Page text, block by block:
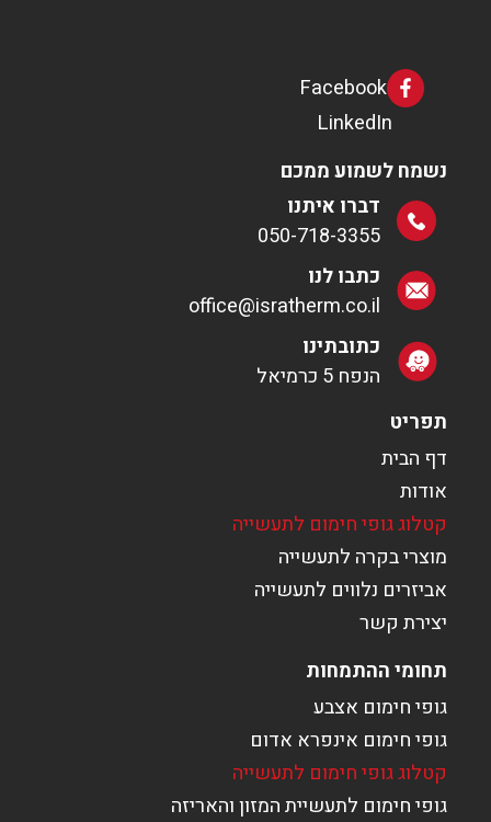
Facebook
LinkedIn
נשמח לשמוע ממכם
דברו איתנו
050-718-3355
כתבו לנו
office@isratherm.co.il
כתובתינו
הנפח 5 כרמיאל
תפריט
דף הבית
אודות
קטלוג גופי חימום לתעשייה
מוצרי בקרה לתעשייה
אביזרים נלווים לתעשייה
יצירת קשר
תחומי ההתמחות
גופי חימום אצבע
גופי חימום אינפרא אדום
קטלוג גופי חימום לתעשייה
גופי חימום לתעשיית המזון והאריזה